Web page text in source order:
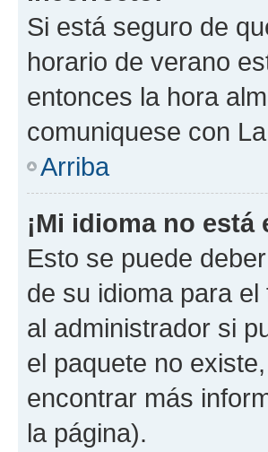
Si está seguro de
horario de verano
entonces la hora
comuniquese con
Arriba
¡Mi idioma no está
Esto se puede
de su idioma para
al administrador si
el paquete no
encontrar más
la página).